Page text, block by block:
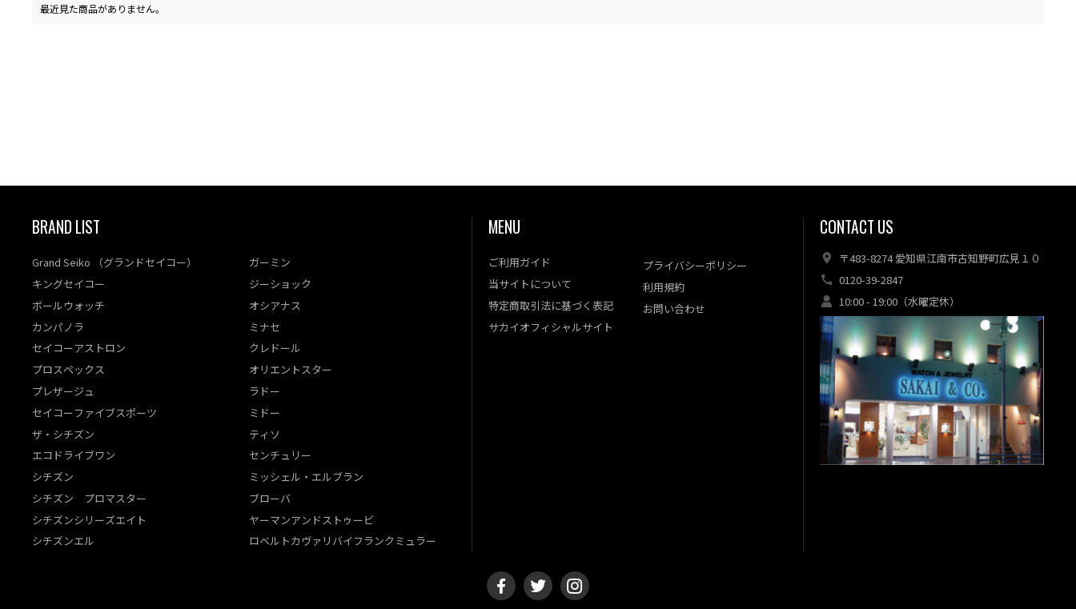
最近見た商品がありません。
BRAND LIST
Grand Seiko （グランドセイコー）
キングセイコー
ボールウォッチ
カンパノラ
セイコーアストロン
プロスペックス
プレザージュ
セイコーファイブスポーツ
ザ・シチズン
エコドライブワン
シチズン
シチズン プロマスター
シチズンシリーズエイト
シチズンエル
ガーミン
ジーショック
オシアナス
ミナセ
クレドール
オリエントスター
ラドー
ミドー
ティソ
センチュリー
ミッシェル・エルブラン
ブローバ
ヤーマンアンドストゥービ
ロベルトカヴァリバイフランクミュラー
MENU
ご利用ガイド
当サイトについて
特定商取引法に基づく表記
サカイオフィシャルサイト
プライバシーポリシー
利用規約
お問い合わせ
CONTACT US
〒483-8274 愛知県江南市古知野町広見１０
0120-39-2847
10:00 - 19:00（水曜定休）